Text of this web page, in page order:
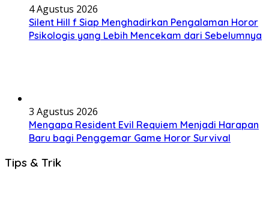
4 Agustus 2026
Silent Hill f Siap Menghadirkan Pengalaman Horor
Psikologis yang Lebih Mencekam dari Sebelumnya
3 Agustus 2026
Mengapa Resident Evil Requiem Menjadi Harapan
Baru bagi Penggemar Game Horor Survival
Tips & Trik